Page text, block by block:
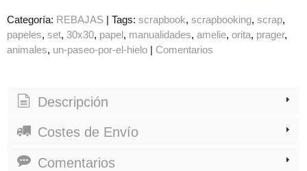
Categoría: REBAJAS | Tags: scrapbook scrapbooking scrap
papeles set 30x30 papel manualidades amelie orita prager
animales un-paseo-por-el-hielo | Comentarios
Descripción
Costes de Envío
Comentarios